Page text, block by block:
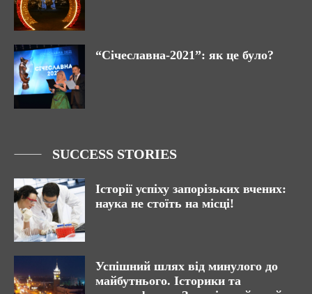
“Січеславна-2021”: як це було?
SUCCESS STORIES
Історії успіху запорізьких вчених:
наука не стоїть на місці!
Успішний шлях від минулого до
майбутнього. Історики та